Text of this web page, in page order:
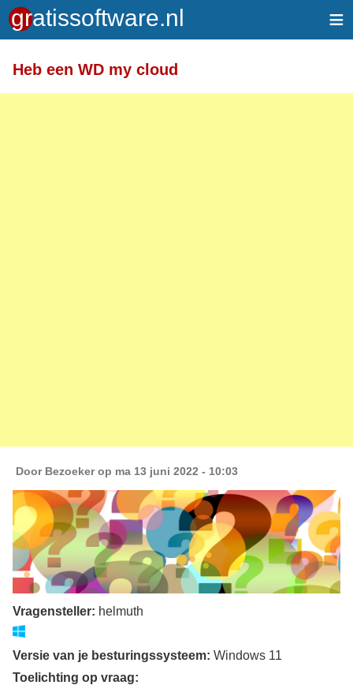
≡
Heb een WD my cloud
Door Bezoekerop ma 13 juni 2022 - 10:03
Vragensteller: helmuth
Versie van je besturingssysteem: Windows 11
Toelichting op vraag:
Toegelaten HTML-tags: <a> <em> <strong> <br>
<br /> <i> <b> <p>